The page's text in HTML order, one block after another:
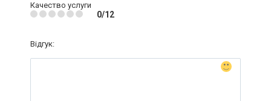
Качество услуги
0/12
Відгук: